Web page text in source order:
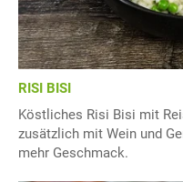
RISI BISI
Köstliches Risi Bisi mit
zusätzlich mit Wein und
mehr Geschmack.